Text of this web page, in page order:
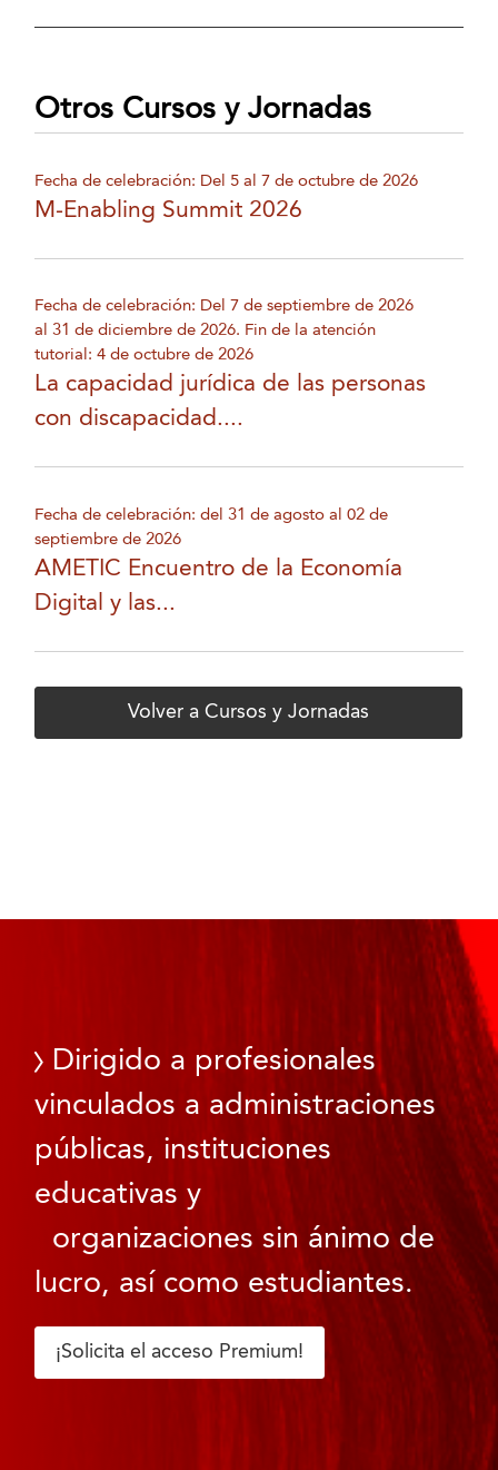
Otros Cursos y Jornadas
Fecha de celebración: Del 5 al 7 de octubre de 2026
M-Enabling Summit 2026
Fecha de celebración: Del 7 de septiembre de 2026
al 31 de diciembre de 2026. Fin de la atención
tutorial: 4 de octubre de 2026
La capacidad jurídica de las personas
con discapacidad....
Fecha de celebración: del 31 de agosto al 02 de
septiembre de 2026
AMETIC Encuentro de la Economía
Digital y las...
Volver a Cursos y Jornadas
Dirigido a profesionales
vinculados a administraciones
públicas, instituciones
educativas y
organizaciones sin ánimo de
lucro, así como estudiantes.
¡Solicita el acceso Premium!